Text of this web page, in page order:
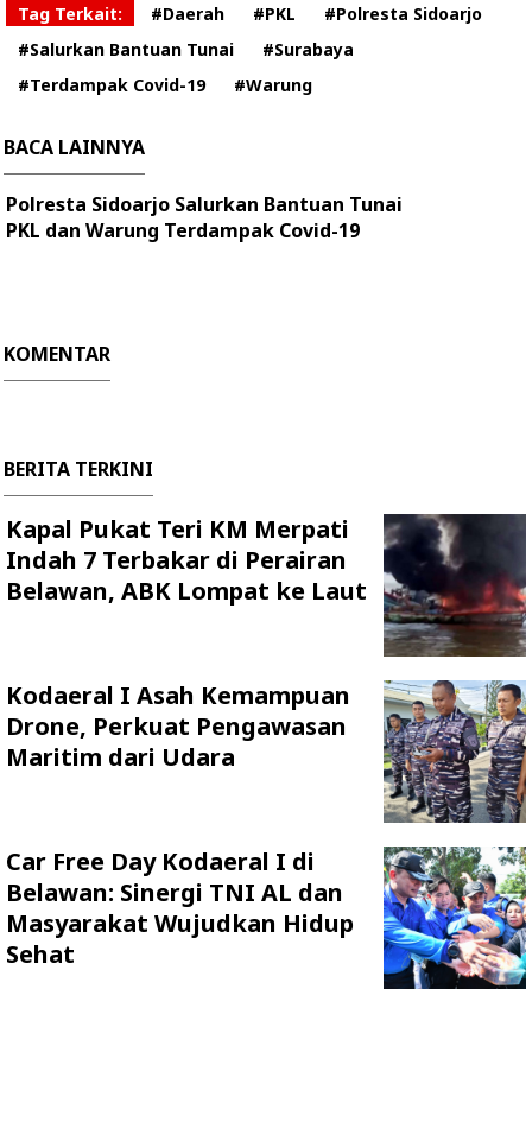
Tag Terkait: #Daerah #PKL
#Polresta Sidoarjo
#Salurkan Bantuan Tunai
#Surabaya
#Terdampak Covid-19
#Warung
BACA LAINNYA
Polresta Sidoarjo Salurkan Bantuan Tunai
PKL dan Warung Terdampak Covid-19
KOMENTAR
BERITA TERKINI
Kapal Pukat Teri KM Merpati
Indah 7 Terbakar di Perairan
Belawan, ABK Lompat ke Laut
Kodaeral I Asah Kemampuan
Drone, Perkuat Pengawasan
Maritim dari Udara
Car Free Day Kodaeral I di
Belawan: Sinergi TNI AL dan
Masyarakat Wujudkan Hidup
Sehat